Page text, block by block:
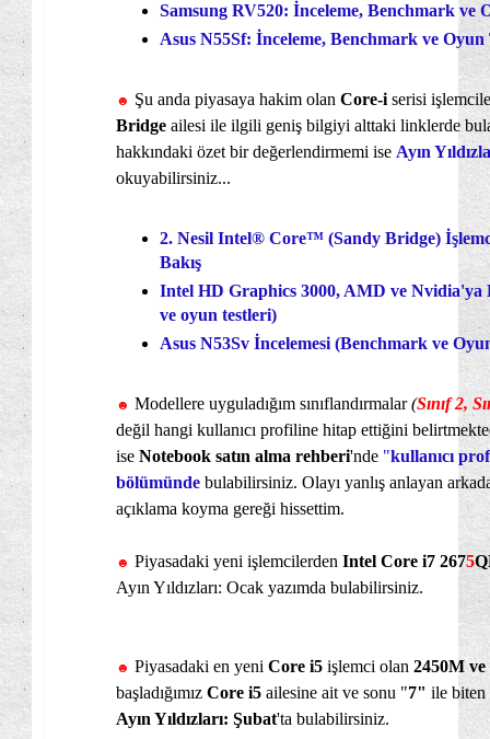
Samsung RV520: İnceleme, Benchmark ve
Asus N55Sf: İnceleme, Benchmark ve Oyun
☻ Şu anda piyasaya hakim olan Core-i serisi
Bridge ailesi ile ilgili geniş bilgiyi alttaki linklerde
hakkındaki özet bir değerlendirmemi ise Ayın
okuyabilirsiniz...
2. Nesil Intel® Core™ (Sandy Bridge)
Bakış
Intel HD Graphics 3000, AMD ve Nvidia'ya
ve oyun testleri)
Asus N53Sv İncelemesi (Benchmark ve
☻ Modellere uyguladığım sınıflandırmalar(Sınıf 2,
değil hangi kullanıcı profiline hitap ettiğini
ise Notebook satın alma rehberi'nde "kullanıcı
bölümünde bulabilirsiniz. Olayı yanlış anlayan
açıklama koyma gereği hissettim.
☻ Piyasadaki yeni işlemcilerden Intel Core i7 2675
Ayın Yıldızları: Ocak yazımda bulabilirsiniz.
☻ Piyasadaki en yeni Core i5 işlemci olan 2450M ve
başladığımız Core i5 ailesine ait ve sonu "7" ile biten
Ayın Yıldızları: Şubat'ta bulabilirsiniz.